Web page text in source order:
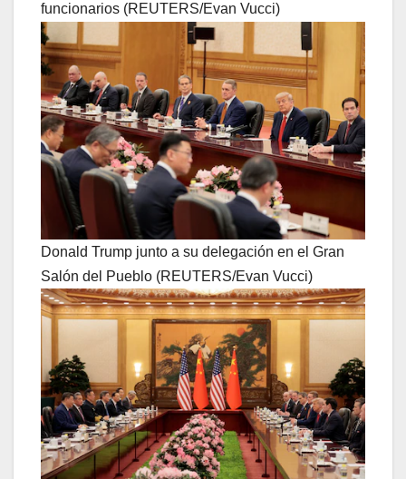
funcionarios (REUTERS/Evan Vucci)
Donald Trump junto a su delegación en el Gran
Salón del Pueblo (REUTERS/Evan Vucci)